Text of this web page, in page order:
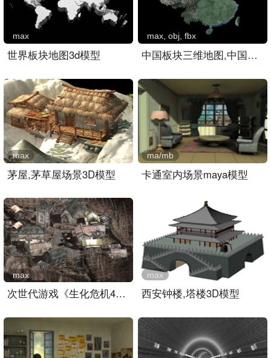
世界板块地图3d模型
max
中国板块三维地图,中国山脉..
max, obj, fbx
茅屋,茅草屋场景3D模型
max
卡通室内场景maya模型
ma/mb
次世代游戏《生化危机4》中..
max
西安钟楼,塔楼3D模型
max